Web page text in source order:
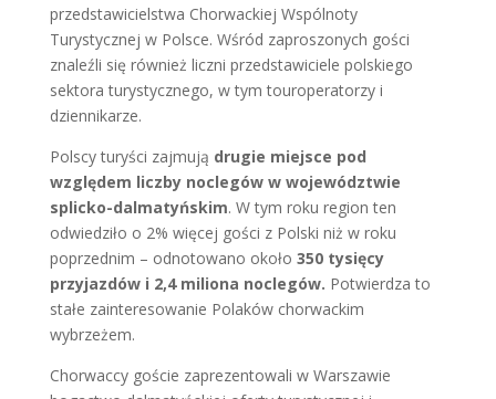
przedstawicielstwa Chorwackiej Wspólnoty
Turystycznej w Polsce. Wśród zaproszonych gości
znaleźli się również liczni przedstawiciele polskiego
sektora turystycznego, w tym touroperatorzy i
dziennikarze.
Polscy turyści zajmują drugie miejsce pod
względem liczby noclegów w województwie
splicko-dalmatyńskim. W tym roku region ten
odwiedziło o 2% więcej gości z Polski niż w roku
poprzednim – odnotowano około 350 tysięcy
przyjazdów i 2,4 miliona noclegów. Potwierdza to
stałe zainteresowanie Polaków chorwackim
wybrzeżem.
Chorwaccy goście zaprezentowali w Warszawie